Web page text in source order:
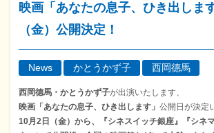
映画「あなたの息子、ひき出しま
（金）公開決定！
News かとうかず子 西岡德馬
西岡德馬・かとうかず子が出演いたします、
映画「あなたの息子、ひき出します」 公開日が決定
10月2日（金）から、『シネスイッチ銀座』『シネ